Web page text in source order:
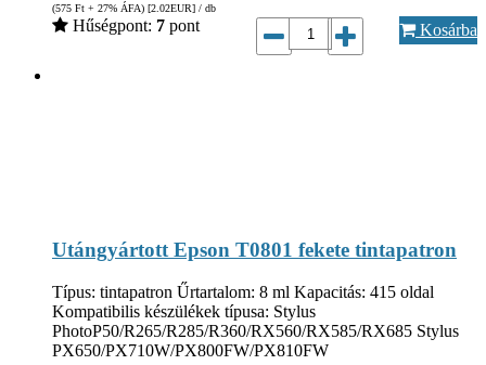
(575 Ft + 27% ÁFA) [2.02EUR] / db
Hűségpont: 7 pont Kosárba
Utángyártott Epson T0801 fekete tintapatron
Típus: tintapatron Űrtartalom: 8 ml Kapacitás: 415 oldal
Kompatibilis készülékek típusa: Stylus
PhotoP50/R265/R285/R360/RX560/RX585/RX685 Stylus
PX650/PX710W/PX800FW/PX810FW